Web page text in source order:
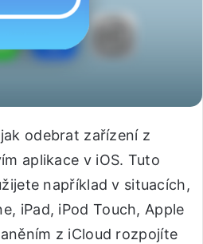
odebrat zařízení z
aplikace v iOS. Tuto
například v situacích,
iPad, iPod Touch, Apple
z iCloud rozpojíte